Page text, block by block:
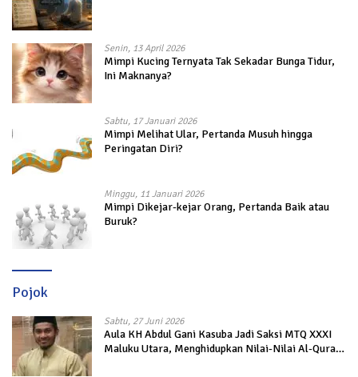
Senin, 13 April 2026
Mimpi Kucing Ternyata Tak Sekadar Bunga Tidur,
Ini Maknanya?
Sabtu, 17 Januari 2026
Mimpi Melihat Ular, Pertanda Musuh hingga
Peringatan Diri?
Minggu, 11 Januari 2026
Mimpi Dikejar-kejar Orang, Pertanda Baik atau
Buruk?
Pojok
Sabtu, 27 Juni 2026
Aula KH Abdul Gani Kasuba Jadi Saksi MTQ XXXI
Maluku Utara, Menghidupkan Nilai-Nilai Al-Quran